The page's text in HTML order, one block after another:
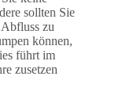
sollten Sie
zu
können,
führt im
zusetzen